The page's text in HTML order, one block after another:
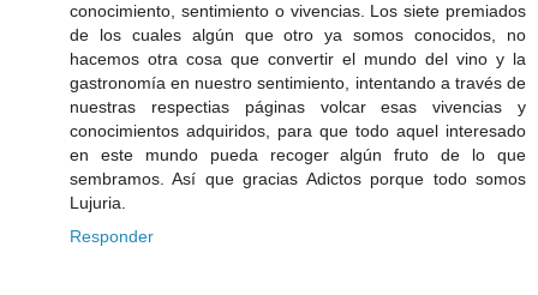
conocimiento, sentimiento o vivencias. Los siete premiados
de los cuales algún que otro ya somos conocidos, no
hacemos otra cosa que convertir el mundo del vino y la
gastronomía en nuestro sentimiento, intentando a través de
nuestras respectias páginas volcar esas vivencias y
conocimientos adquiridos, para que todo aquel interesado
en este mundo pueda recoger algún fruto de lo que
sembramos. Así que gracias Adictos porque todo somos
Lujuria.
Responder